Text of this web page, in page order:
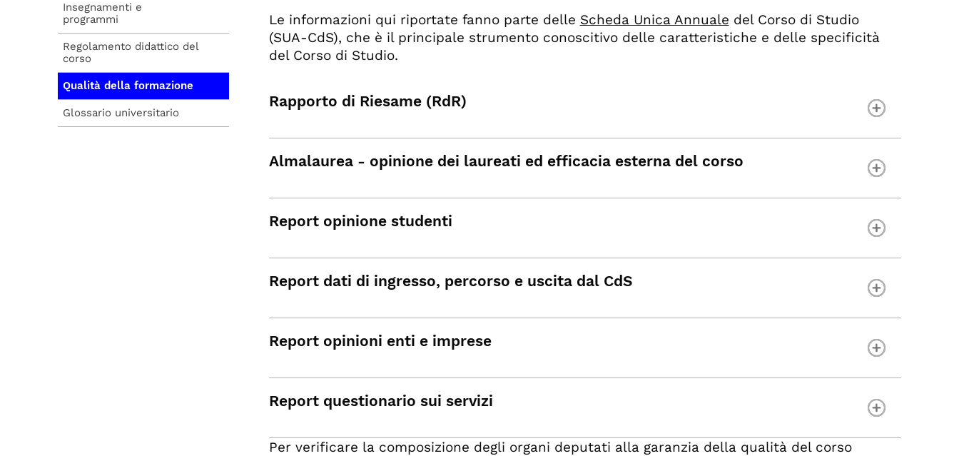
Le informazioni qui riportate fanno parte delle Scheda Unica Annuale del Corso di Studio
(SUA-CdS), che è il principale strumento conoscitivo delle caratteristiche e delle specificità
del Corso di Studio.
Rapporto di Riesame (RdR)
Almalaurea - opinione dei laureati ed efficacia esterna del corso
Report opinione studenti
Report dati di ingresso, percorso e uscita dal CdS
Report opinioni enti e imprese
Report questionario sui servizi
Per verificare la composizione degli organi deputati alla garanzia della qualità del corso
Insegnamenti e
programmi
Regolamento didattico del
corso
Qualità della formazione
Glossario universitario